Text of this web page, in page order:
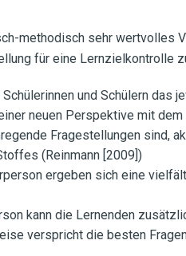
methodisch sehr wertvolles
für eine Lernzielkontrolle
und Schülern das
neuen Perspektive mit
Fragestellungen sind,
(Reinmann [2009])
ergeben sich eine
kann die Lernenden
verspricht die besten